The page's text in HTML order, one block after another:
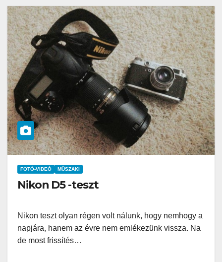
FOTÓ-VIDEÓ MŰSZAKI
Nikon D5 -teszt
Nikon teszt olyan régen volt nálunk, hogy nemhogy a
napjára, hanem az évre nem emlékezünk vissza. Na
de most frissítés…